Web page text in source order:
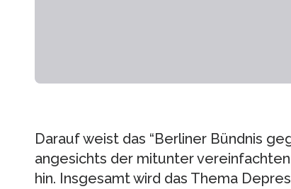
Darauf weist das “Berliner Bündnis
angesichts der mitunter
hin. Insgesamt wird das Thema